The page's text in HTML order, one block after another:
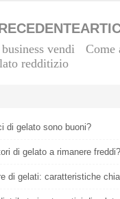
vendi
redditizio
Come
di gelato sono buoni?
di gelato a rimanere freddi?
di gelati: caratteristiche